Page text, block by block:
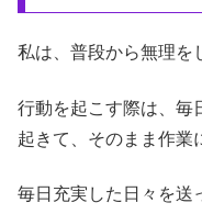
私は、普段から無理を
行動を起こす際は、毎
起きて、そのまま作業
毎日充実した日々を送